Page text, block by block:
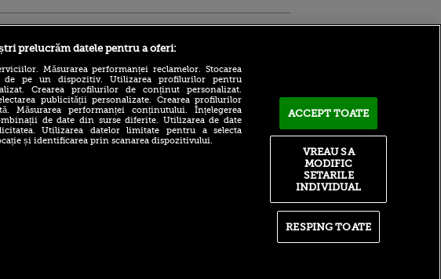
Cele trei motive pentru care
Numărul 11 mondial explică
prelucrăm datele pentru a oferi:
Măsurarea performanței reclamelor. Stocarea
de pe un dispozitiv. Utilizarea profilurilor pentru
Crearea profilurilor de conținut personalizat.
publicității personalizate. Crearea profilurilor
Măsurarea performanței conținutului. Înțelegerea
de date din surse diferite. Utilizarea de date
Utilizarea datelor limitate pentru a selecta
și identificarea prin scanarea dispozitivului.
ACCEPT TOATE
RESPING TOATE
VREAU SA
MODIFIC
SETARILE
INDIVIDUAL